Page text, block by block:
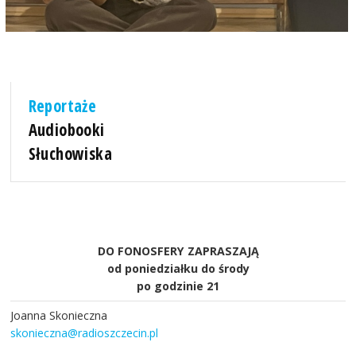
Reportaże
Audiobooki
Słuchowiska
DO FONOSFERY ZAPRASZAJĄ
od poniedziałku do środy
po godzinie 21
Joanna Skonieczna
skonieczna@radioszczecin.pl